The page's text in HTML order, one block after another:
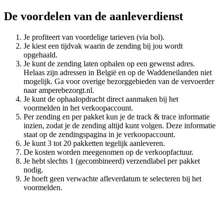
De voordelen van de aanleverdienst
Je profiteert van voordelige tarieven (via bol).
Je kiest een tijdvak waarin de zending bij jou wordt
opgehaald.
Je kunt de zending laten ophalen op een gewenst adres.
Helaas zijn adressen in België en op de Waddeneilanden niet
mogelijk. Ga voor overige bezorggebieden van de vervoerder
naar amperebezorgt.nl.
Je kunt de ophaalopdracht direct aanmaken bij het
voormelden in het verkoopaccount.
Per zending en per pakket kun je de track & trace informatie
inzien, zodat je de zending altijd kunt volgen. Deze informatie
staat op de zendingspagina in je verkoopaccount.
Je kunt 3 tot 20 pakketten tegelijk aanleveren.
De kosten worden meegenomen op de verkoopfactuur.
Je hebt slechts 1 (gecombineerd) verzendlabel per pakket
nodig.
Je hoeft geen verwachte afleverdatum te selecteren bij het
voormelden.